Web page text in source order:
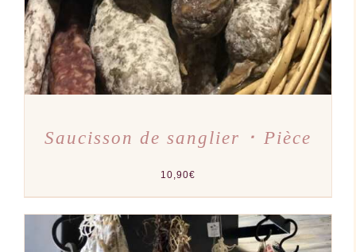
PEUVENT
ÊTRE
CHOISIES
SUR
LA
PAGE
DU
PRODUIT
Saucisson de sanglier ･ Pièce
10,90€